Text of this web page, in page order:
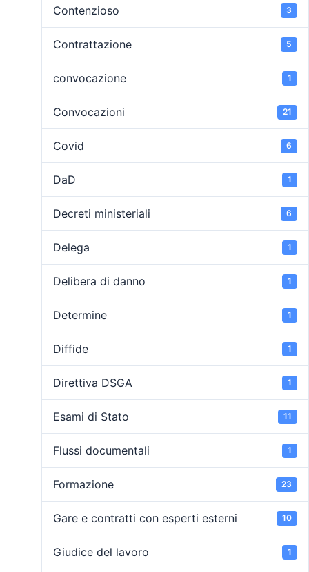
Contenzioso 3
Contrattazione 5
convocazione 1
Convocazioni 21
Covid 6
DaD 1
Decreti ministeriali 6
Delega 1
Delibera di danno 1
Determine 1
Diffide 1
Direttiva DSGA 1
Esami di Stato 11
Flussi documentali 1
Formazione 23
Gare e contratti con esperti esterni 10
Giudice del lavoro 1